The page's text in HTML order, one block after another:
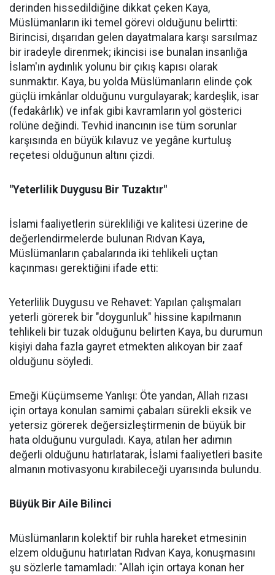
derinden hissedildiğine dikkat çeken Kaya,
Müslümanların iki temel görevi olduğunu belirtti:
Birincisi, dışarıdan gelen dayatmalara karşı sarsılmaz
bir iradeyle direnmek; ikincisi ise bunalan insanlığa
İslam'ın aydınlık yolunu bir çıkış kapısı olarak
sunmaktır. Kaya, bu yolda Müslümanların elinde çok
güçlü imkânlar olduğunu vurgulayarak; kardeşlik, isar
(fedakârlık) ve infak gibi kavramların yol gösterici
rolüne değindi. Tevhid inancının ise tüm sorunlar
karşısında en büyük kılavuz ve yegâne kurtuluş
reçetesi olduğunun altını çizdi.
"Yeterlilik Duygusu Bir Tuzaktır"
İslami faaliyetlerin sürekliliği ve kalitesi üzerine de
değerlendirmelerde bulunan Rıdvan Kaya,
Müslümanların çabalarında iki tehlikeli uçtan
kaçınması gerektiğini ifade etti:
Yeterlilik Duygusu ve Rehavet: Yapılan çalışmaları
yeterli görerek bir "doygunluk" hissine kapılmanın
tehlikeli bir tuzak olduğunu belirten Kaya, bu durumun
kişiyi daha fazla gayret etmekten alıkoyan bir zaaf
olduğunu söyledi.
Emeği Küçümseme Yanlışı: Öte yandan, Allah rızası
için ortaya konulan samimi çabaları sürekli eksik ve
yetersiz görerek değersizleştirmenin de büyük bir
hata olduğunu vurguladı. Kaya, atılan her adımın
değerli olduğunu hatırlatarak, İslami faaliyetleri basite
almanın motivasyonu kırabileceği uyarısında bulundu.
Büyük Bir Aile Bilinci
Müslümanların kolektif bir ruhla hareket etmesinin
elzem olduğunu hatırlatan Rıdvan Kaya, konuşmasını
şu sözlerle tamamladı: "Allah için ortaya konan her